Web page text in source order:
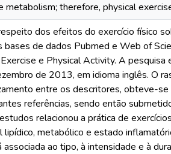
metabolism; therefore, physical
dos efeitos do exercício físico
bases de dados Pubmed e Web of
e Physical Activity. A
de 2013, em idioma inglês. O
entre os descritores, obteve-
referências, sendo então
relacionou a prática de
lipídico, metabólico e estado
ao tipo, à intensidade e à